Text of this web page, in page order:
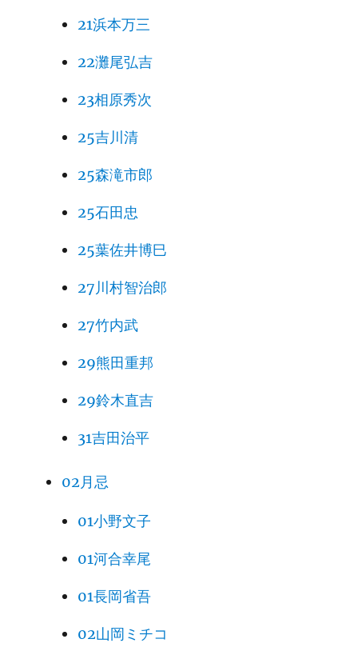
21浜本万三
22灘尾弘吉
23相原秀次
25吉川清
25森滝市郎
25石田忠
25葉佐井博巳
27川村智治郎
27竹内武
29熊田重邦
29鈴木直吉
31吉田治平
02月忌
01小野文子
01河合幸尾
01長岡省吾
02山岡ミチコ